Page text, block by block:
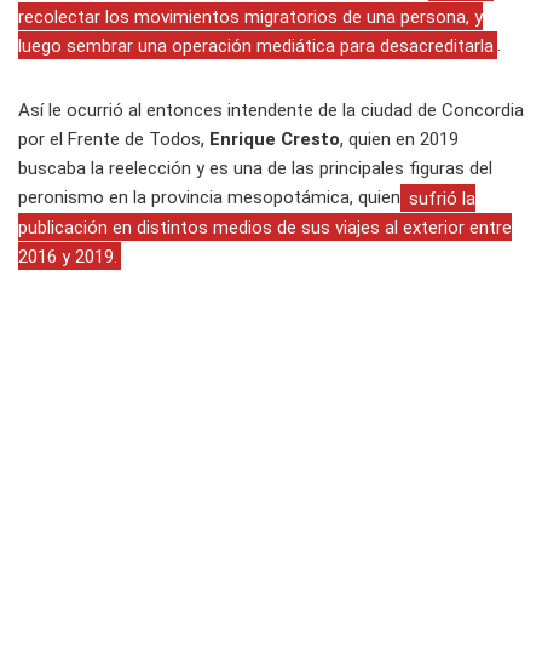
recolectar los movimientos migratorios de una persona, y
luego sembrar una operación mediática para desacreditarla .
Así le ocurrió al entonces intendente de la ciudad de Concordia
por el Frente de Todos, Enrique Cresto, quien en 2019
buscaba la reelección y es una de las principales figuras del
peronismo en la provincia mesopotámica, quien sufrió la
publicación en distintos medios de sus viajes al exterior entre
2016 y 2019.